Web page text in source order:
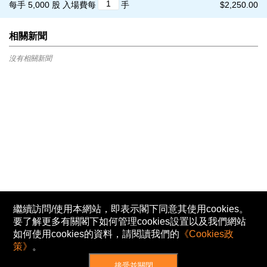
$2,250.00
每手 5,000 股 入場費每 手
相關新聞
沒有相關新聞
繼續訪問/使用本網站，即表示閣下同意其使用cookies。
要了解更多有關閣下如何管理cookies設置以及我們網站
如何使用cookies的資料，請閱讀我們的 《Cookies政
策》 。